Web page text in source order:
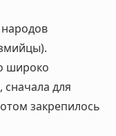
широко
сначала для
закрепилось